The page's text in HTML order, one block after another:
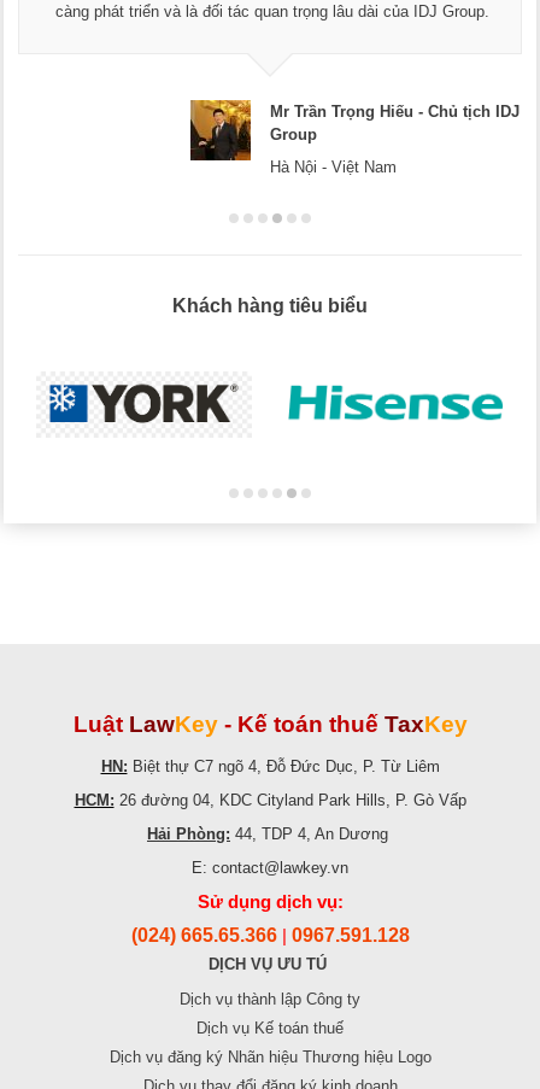
càng phát triển và là đối tác quan trọng lâu dài của IDJ Group.
Mr Trần Trọng Hiếu - Chủ tịch IDJ
Group
Hà Nội - Việt Nam
Khách hàng tiêu biểu
Luật LawKey - Kế toán thuế TaxKey
HN: Biệt thự C7 ngõ 4, Đỗ Đức Dục, P. Từ Liêm
HCM: 26 đường 04, KDC Cityland Park Hills, P. Gò Vấp
Hải Phòng: 44, TDP 4, An Dương
E: contact@lawkey.vn
Sử dụng dịch vụ:
(024) 665.65.366 | 0967.591.128
DỊCH VỤ ƯU TÚ
Dịch vụ thành lập Công ty
Dịch vụ Kế toán thuế
Dịch vụ đăng ký Nhãn hiệu Thương hiệu Logo